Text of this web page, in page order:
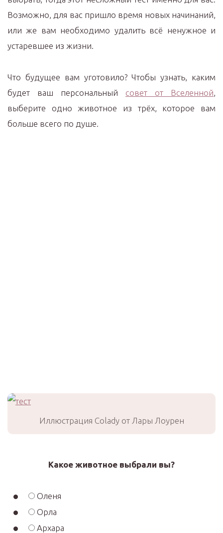
Возможно, для вас пришло время новых начинаний,
или же вам необходимо удалить всё ненужное и
устаревшее из жизни.
Что будущее вам уготовило? Чтобы узнать, каким
будет ваш персональный совет от Вселенной,
выберите одно животное из трёх, которое вам
больше всего по душе.
Иллюстрация Colady от Лары Лоурен
Какое животное выбрали вы?
Оленя
Орла
Архара